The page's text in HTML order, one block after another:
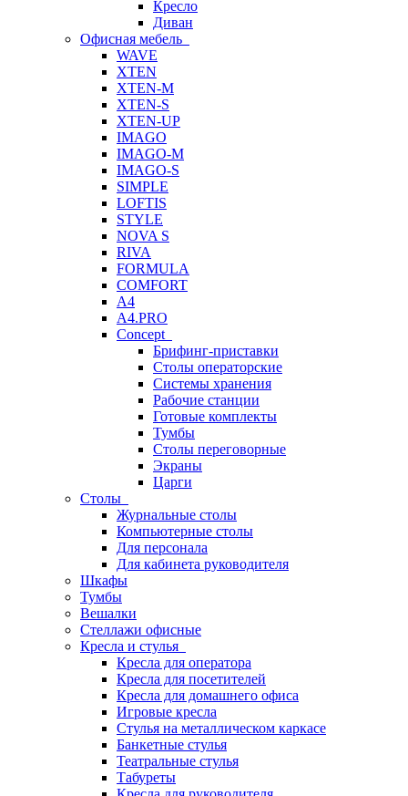
Кресло
Диван
Офисная мебель
WAVE
XTEN
XTEN-M
XTEN-S
XTEN-UP
IMAGO
IMAGO-M
IMAGO-S
SIMPLE
LOFTIS
STYLE
NOVA S
RIVA
FORMULA
COMFORT
A4
A4.PRO
Concept
Брифинг-приставки
Столы операторские
Системы хранения
Рабочие станции
Готовые комплекты
Тумбы
Столы переговорные
Экраны
Царги
Столы
Журнальные столы
Компьютерные столы
Для персонала
Для кабинета руководителя
Шкафы
Тумбы
Вешалки
Стеллажи офисные
Кресла и стулья
Кресла для оператора
Кресла для посетителей
Кресла для домашнего офиса
Игровые кресла
Стулья на металлическом каркасе
Банкетные стулья
Театральные стулья
Табуреты